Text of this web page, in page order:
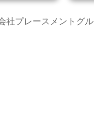
社プレースメントグ